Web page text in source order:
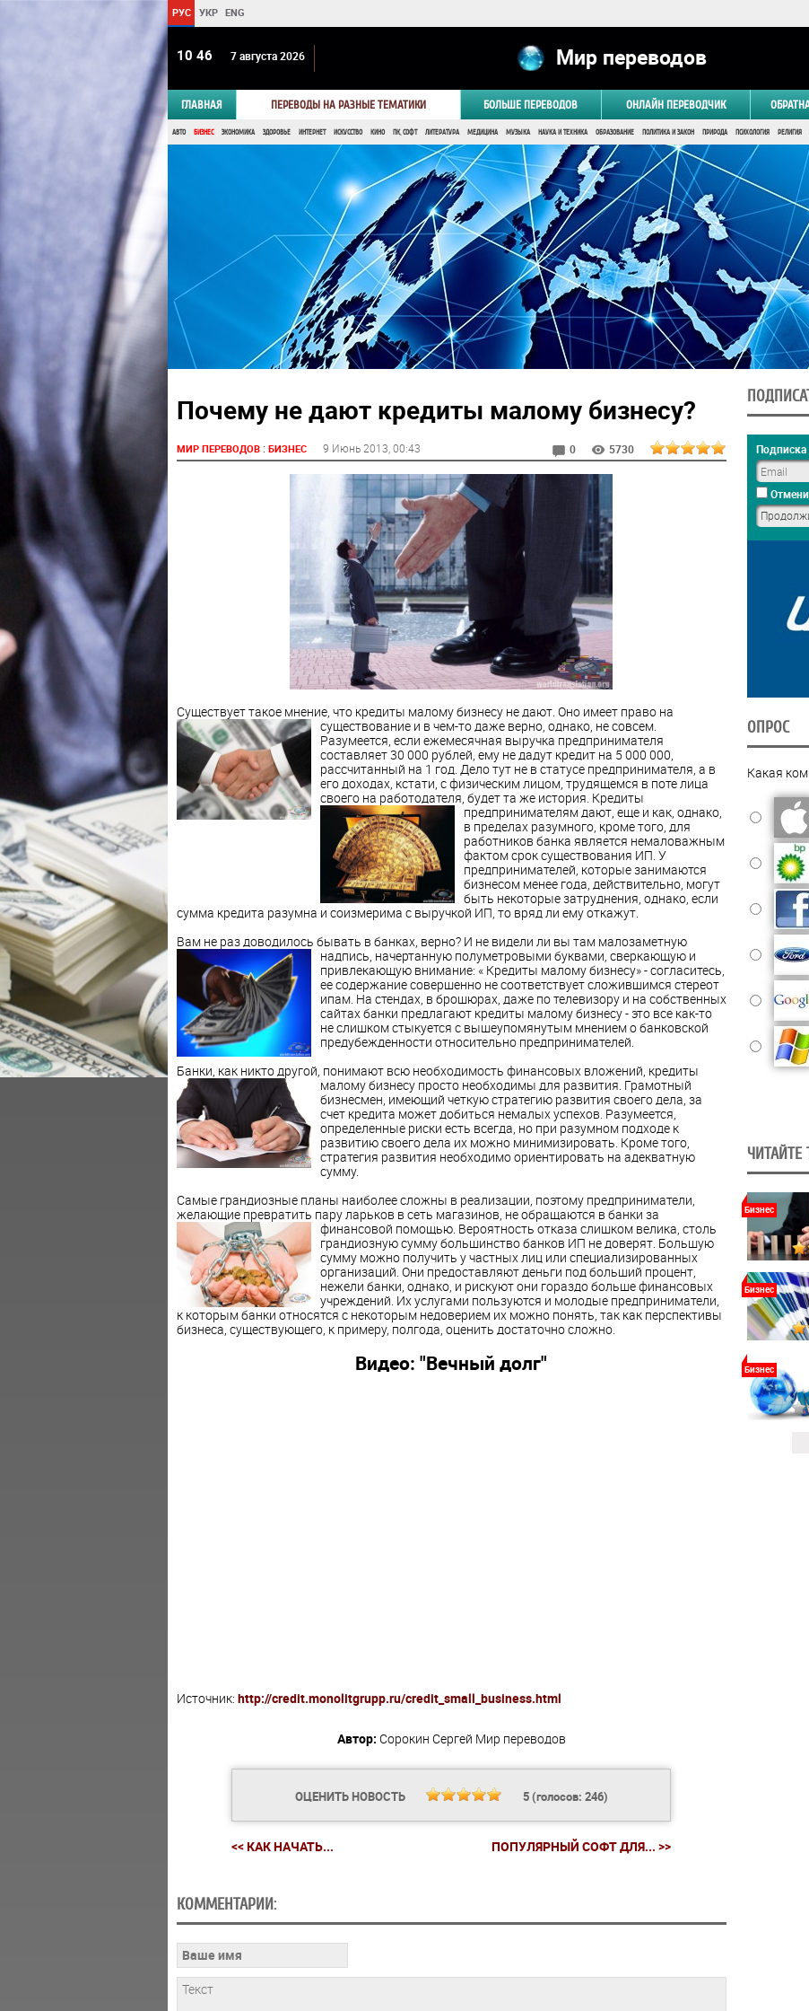
РУС УКР ENG
10:46 7 августа 2026 Мир переводов
ГЛАВНАЯ ПЕРЕВОДЫ НА РАЗНЫЕ ТЕМАТИКИ БОЛЬШЕ ПЕРЕВОДОВ ОНЛАЙН ПЕРЕВОДЧИК
АВТО БИЗНЕС ЭКОНОМИКА ЗДОРОВЬЕ ИНТЕРНЕТ ИСКУССТВО КИНО ПК, СОФТ ЛИТЕРАТУРА МЕДИЦИНА МУЗЫКА НАУКА И ТЕХНИКА ОБРАЗОВАНИЕ ПОЛИТИКА И ЗАКОН ПРИРОДА ПСИХОЛОГИЯ РЕЛИГИЯ
Почему не дают кредиты малому бизнесу?
МИР ПЕРЕВОДОВ: БИЗНЕС 9 Июнь 2013 , 00:43 0 5730
Существует такое мнение, что кредиты малому бизнесу не дают. Оно имеет право на
существование и в чем-то даже верно, однако, не совсем.
Разумеется, если ежемесячная выручка предпринимателя
составляет 30 000 рублей, ему не дадут кредит на 5 000 000,
рассчитанный на 1 год. Дело тут не в статусе предпринимателя, а в
его доходах, кстати, с физическим лицом, трудящемся в поте лица
своего на работодателя, будет та же история. Кредиты
предпринимателям дают, еще и как, однако,
в пределах разумного, кроме того, для
работников банка является немаловажным
фактом срок существования ИП. У
предпринимателей, которые занимаются
бизнесом менее года, действительно, могут
быть некоторые затруднения, однако, если
сумма кредита разумна и соизмерима с выручкой ИП, то вряд ли ему откажут.
Вам не раз доводилось бывать в банках, верно? И не видели ли вы там малозаметную
надпись, начертанную полуметровыми буквами, сверкающуюи
привлекающую внимание: « Кредиты малому бизнесу» - согласитесь,
ее содержание совершенно не соответствует сложившимся стереот
ипам. На стендах, в брошюрах, даже по телевизору и на собственных
сайтах банки предлагают кредиты малому бизнесу - это все как-то
не слишком стыкуется с вышеупомянутым мнением о банковской
предубежденности относительно предпринимателей.
Банки, как никто другой, понимают всю необходимость финансовых вложений, кредиты
малому бизнесу просто необходимы для развития. Грамотный
бизнесмен, имеющий четкую стратегию развития своего дела, за
счет кредита может добиться немалых успехов. Разумеется,
определенные риски есть всегда, но при разумном подходе к
развитию своего дела их можно минимизировать. Кроме того,
стратегия развития необходимо ориентировать на адекватную
сумму.
Самые грандиозные планы наиболее сложны в реализации, поэтому предприниматели,
желающие превратить пару ларьков в сеть магазинов, не обращаются в банки за
финансовой помощью. Вероятность отказа слишком велика, столь
грандиозную сумму большинство банков ИП не доверят. Большую
сумму можно получить у частных лиц или специализированных
организаций. Они предоставляют деньги под больший процент,
нежели банки, однако, и рискуют они гораздо больше финансовых
учреждений. Их услугами пользуются и молодые предприниматели,
к которым банки относятся с некоторым недоверием их можно понять, так как перспективы
бизнеса, существующего, к примеру, полгода, оценить достаточно сложно.
Видео: "Вечный долг"
Источник: http://credit.monolitgrupp.ru/credit_small_business.html
Автор: Сорокин Сергей Мир переводов
ОЦЕНИТЬ НОВОСТЬ 5(голосов: 246)
<< КАК НАЧАТЬ... ПОПУЛЯРНЫЙ СОФТ ДЛЯ... >>
КОММЕНТАРИИ:
Подписка
ОПРОС
Какая
ЧИТАЙТЕ
Бизнес
Бизнес
Бизнес